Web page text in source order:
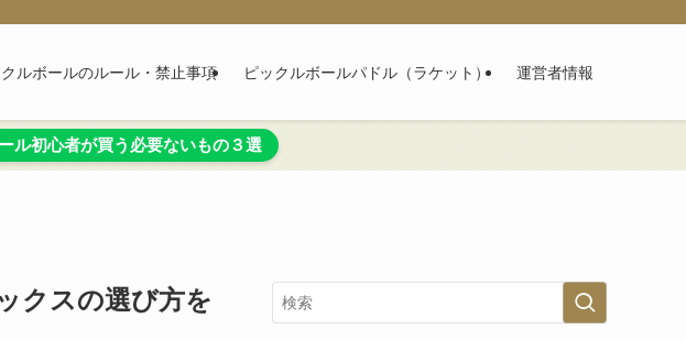
ルボールのルール・禁止事項 ピックルボールパドル（ラケット） 運営者情報
ル初心者が買う必要ないもの３選
クスの選び方を